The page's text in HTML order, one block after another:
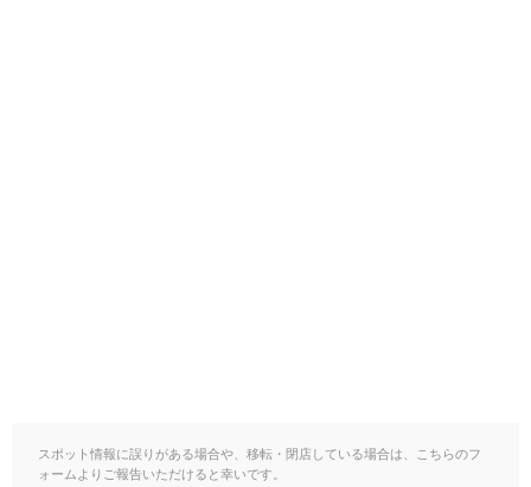
スポット情報に誤りがある場合や、移転・閉店している場合は、こちらのフ
ォームよりご報告いただけると幸いです。